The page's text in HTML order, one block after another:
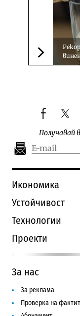
facebook
Получавай
Икономика
Устойчивост
Технологии
Проекти
За нас
За реклама
Проверка на